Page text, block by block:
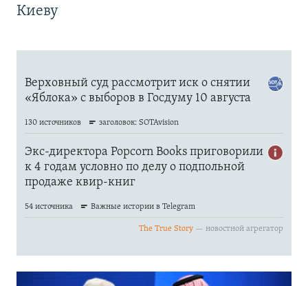
Киеву